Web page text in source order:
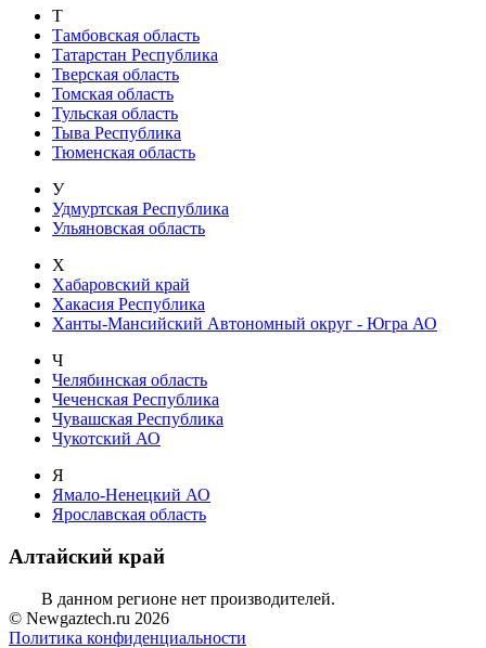
Т
Тамбовская область
Татарстан Республика
Тверская область
Томская область
Тульская область
Тыва Республика
Тюменская область
У
Удмуртская Республика
Ульяновская область
Х
Хабаровский край
Хакасия Республика
Ханты-Мансийский Автономный округ - Югра АО
Ч
Челябинская область
Чеченская Республика
Чувашская Республика
Чукотский АО
Я
Ямало-Ненецкий АО
Ярославская область
Алтайский край
В данном регионе нет производителей.
© Newgaztech.ru 2026
Политика конфиденциальности